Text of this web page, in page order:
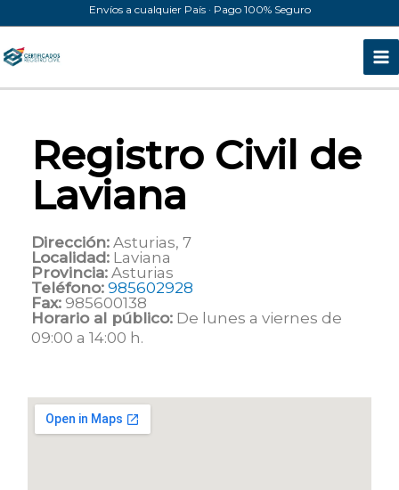
al
contenido
Envíos a cualquier País · Pago 100% Seguro
Registro Civil de
Laviana
Dirección: Asturias, 7
Localidad: Laviana
Provincia: Asturias
Teléfono: 985602928
Fax: 985600138
Horario al público: De lunes a viernes de
09:00 a 14:00 h.